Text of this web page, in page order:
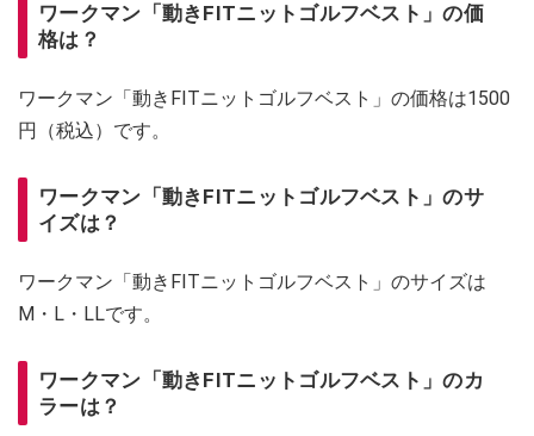
ワークマン「動きFITニットゴルフベスト」の価
格は？
ワークマン「動きFITニットゴルフベスト」の価格は1500
円（税込）です。
ワークマン「動きFITニットゴルフベスト」のサ
イズは？
ワークマン「動きFITニットゴルフベスト」のサイズは
M・L・LLです。
ワークマン「動きFITニットゴルフベスト」のカ
ラーは？